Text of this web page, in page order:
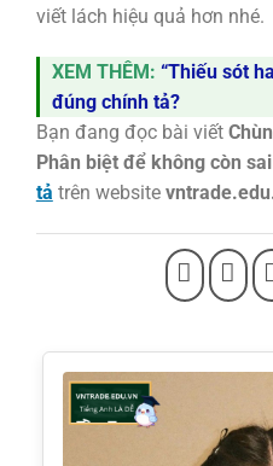
viết lách hiệu quả hơn nhé.
XEM THÊM: “Thiếu sót
đúng chính tả?
Bạn đang đọc bài viết
Phân biệt để không còn sai
tả trên website